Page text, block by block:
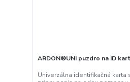
ARDON®UNI puzdro na ID
Univerzálna identifikačná karta